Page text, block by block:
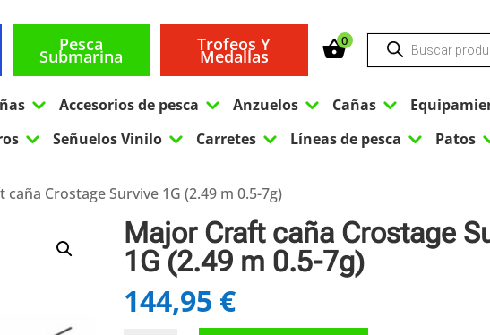
Pesca
Submarina
Trofeos Y
Medallas
0 Búsqueda
productos
3 Accesorios de pesca 3 Anzuelos 3 Cañas 3
3 Señuelos Vinilo 3 Carretes 3 Líneas de pesca 3 Patos
Crostage Survive 1G (2.49 m 0.5-7g)
Major Craft caña Crostage
1G (2.49 m 0.5-7g)
144,95 €